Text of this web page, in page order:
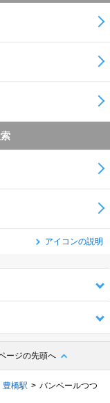
アイコンの説明
ージの先頭へ
豊橋駅
バンベールつつ